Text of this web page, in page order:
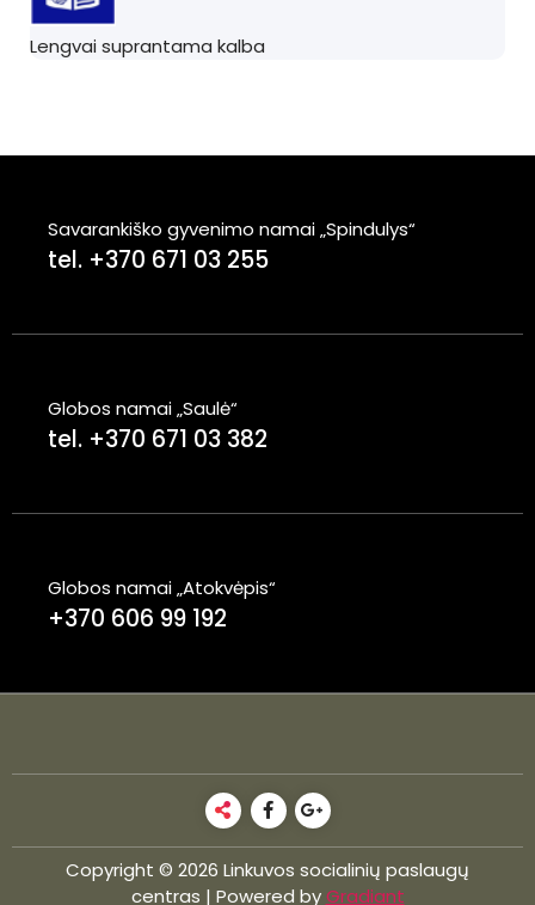
Lengvai suprantama kalba
Savarankiško gyvenimo namai „Spindulys“
tel. +370 671 03 255
Globos namai „Saulė“
tel. +370 671 03 382
Globos namai „Atokvėpis“
+370 606 99 192
Copyright © 2026 Linkuvos socialinių paslaugų
centras | Powered byGradiant